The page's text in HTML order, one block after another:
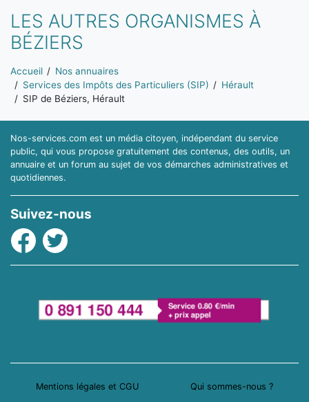
LES AUTRES ORGANISMES À
BÉZIERS
Vous êtes ici:
Accueil
Nos annuaires
Services des Impôts des Particuliers (SIP)
Hérault
SIP de Béziers, Hérault
Nos-services.com est un média citoyen, indépendant du service
public, qui vous propose gratuitement des contenus, des outils, un
annuaire et un forum au sujet de vos démarches administratives et
quotidiennes.
Suivez-nous
Facebook
Twitter
Mentions légales et CGU Qui sommes-nous ?